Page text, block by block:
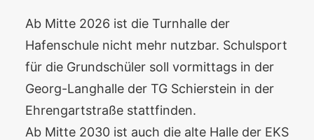
Ab Mitte 2026 ist die Turnhalle der
Hafenschule nicht mehr nutzbar. Schulsport
für die Grundschüler soll vormittags in der
Georg-Langhalle der TG Schierstein in der
Ehrengartstraße stattfinden.
Ab Mitte 2030 ist auch die alte Halle der EKS